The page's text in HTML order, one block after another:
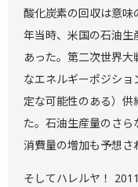
酸化炭素の回収は意
年当時、米国の石油
あった。第二次世界
なエネルギーポジシ
定な可能性のある）
た。石油生産量のさら
消費量の増加も予想さ
そしてハレルヤ！